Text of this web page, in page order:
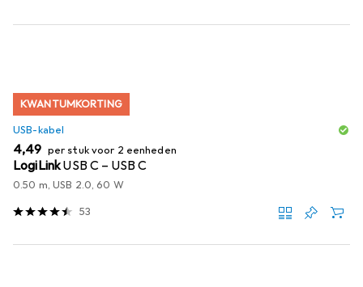
KWANTUMKORTING
USB-kabel
EUR
4,49 per stuk voor 2 eenheden
LogiLinkUSB C – USB C
0.50 m, USB 2.0, 60 W
53